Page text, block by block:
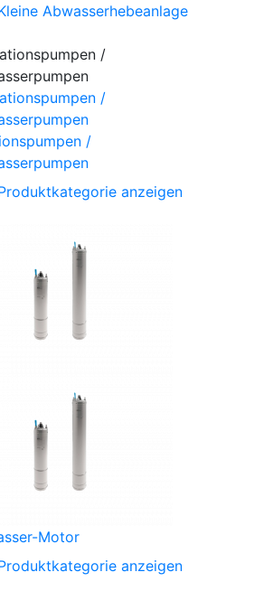
Abwasserhebeanlage
/
anzeigen
Motor
anzeigen